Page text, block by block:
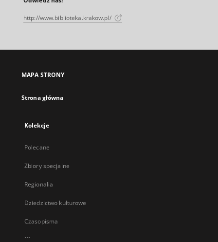
http://www.biblioteka.krakow.pl/
MAPA STRONY
Strona główna
Kolekcje
Polecane
Zbiory specjalne
Regionalia
Dziedzictwo kulturowe
Czasopisma
...